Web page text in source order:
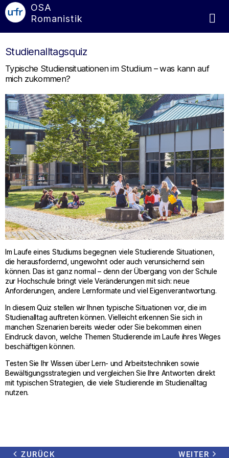
OSA
Romanistik
Studienalltagsquiz
Typische Studiensituationen im Studium – was kann auf
mich zukommen?
Im Laufe eines Studiums begegnen viele Studierende Situationen,
die herausfordernd, ungewohnt oder auch verunsichernd sein
können. Das ist ganz normal – denn der Übergang von der Schule
zur Hochschule bringt viele Veränderungen mit sich: neue
Anforderungen, andere Lernformate und viel Eigenverantwortung.
In diesem Quiz stellen wir Ihnen typische Situationen vor, die im
Studienalltag auftreten können. Vielleicht erkennen Sie sich in
manchen Szenarien bereits wieder oder Sie bekommen einen
Eindruck davon, welche Themen Studierende im Laufe ihres Weges
beschäftigen können.
Testen Sie Ihr Wissen über Lern- und Arbeitstechniken sowie
Bewältigungsstrategien und vergleichen Sie Ihre Antworten direkt
mit typischen Strategien, die viele Studierende im Studienalltag
nutzen.
ZURÜCK WEITER